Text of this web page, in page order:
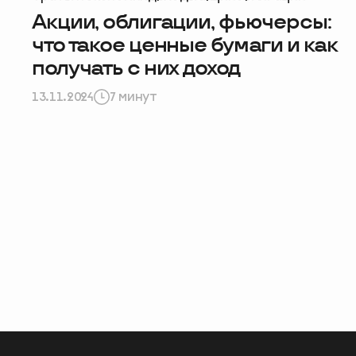
Акции, облигации, фьючерсы:
что такое ценные бумаги и как
получать с них доход
13.11.2024 7 минут